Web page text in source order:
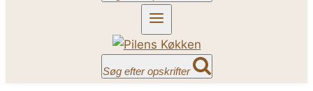
Søg efter opskrifter